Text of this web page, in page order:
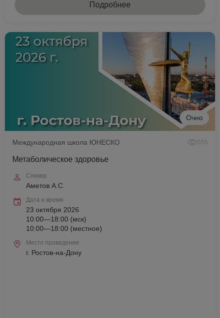
Подробнее
Очно
Международная школа ЮНЕСКО 555
Метаболическое здоровье
Спикер
Аметов А.С.
Дата и время
23 октября 2026
10:00—18:00 (мск)
10:00—18:00 (местное)
Место проведения
г. Ростов-на-Дону